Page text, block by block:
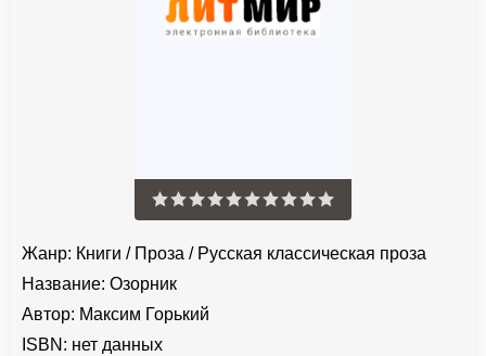
Жанр: Книги / Проза / Русская классическая проза
Название: Озорник
Автор: Максим Горький
ISBN: нет данных